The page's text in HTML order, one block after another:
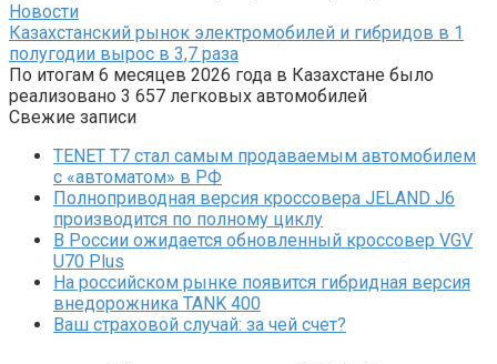
Новости
Казахстанский рынок электромобилей и гибридов в 1
полугодии вырос в 3,7 раза
По итогам 6 месяцев 2026 года в Казахстане было
реализовано 3 657 легковых автомобилей
Свежие записи
TENET T7 стал самым продаваемым автомобилем
с «автоматом» в РФ
Полноприводная версия кроссовера JELAND J6
производится по полному циклу
В России ожидается обновленный кроссовер VGV
U70 Plus
На российском рынке появится гибридная версия
внедорожника TANK 400
Ваш страховой случай: за чей счет?